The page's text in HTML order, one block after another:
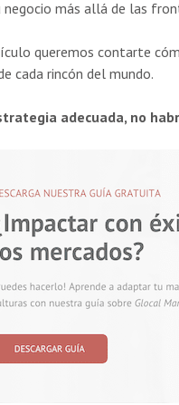
negocio más allá de las
queremos contarte
cada rincón del mundo.
adecuada, no